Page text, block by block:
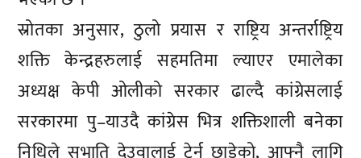
स्रोतका अनुसार, ठुलो प्रयास र राष्ट्रिय अन्तर्राष्ट्रिय
शक्ति केन्द्रहरुलाई सहमतिमा ल्याएर एमालेका
अध्यक्ष केपी ओलीको सरकार ढाल्दै कांग्रेसलाई
सरकारमा पु–याउदै कांग्रेस भित्र शक्तिशाली बनेका